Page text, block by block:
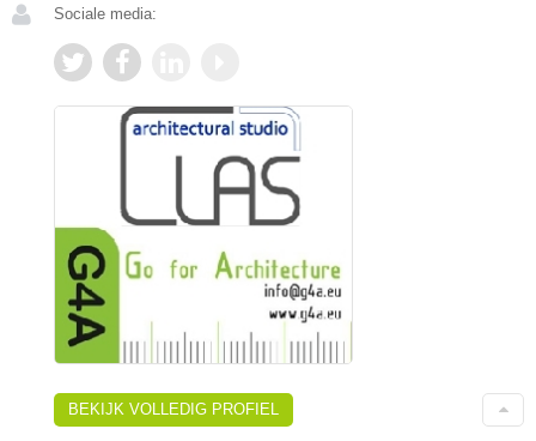
Sociale media:
BEKIJK VOLLEDIG PROFIEL